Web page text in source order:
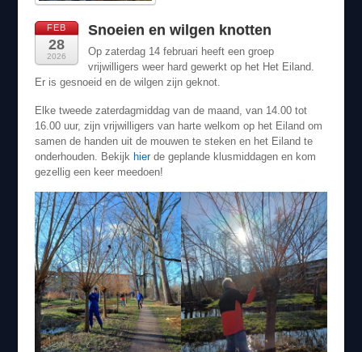
FEB
28
2026
Snoeien en wilgen knotten
Op zaterdag 14 februari heeft een groep
vrijwilligers weer hard gewerkt op het Het Eiland.
Er is gesnoeid en de wilgen zijn geknot.
Elke tweede zaterdagmiddag van de maand, van 14.00 tot
16.00 uur, zijn vrijwilligers van harte welkom op het Eiland om
samen de handen uit de mouwen te steken en het Eiland te
onderhouden. Bekijk hier de geplande klusmiddagen en kom
gezellig een keer meedoen!